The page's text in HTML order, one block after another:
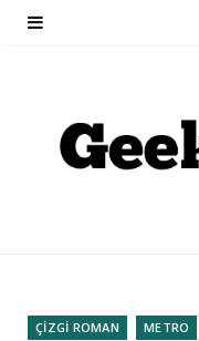
ÇİZGİ ROMAN METRO